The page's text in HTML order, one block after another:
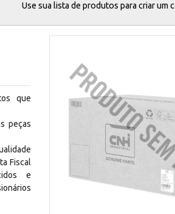
Use sua lista de produtos para criar um
que
peças
Fiscal
e